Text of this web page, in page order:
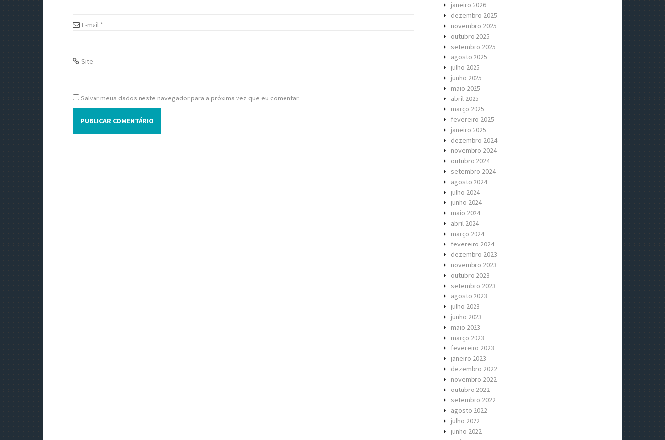
o E-mail *
Site
Salvar meus dados neste navegador para a próxima vez que eu comentar.
janeiro 2026
dezembro 2025
novembro 2025
outubro 2025
setembro 2025
agosto 2025
julho 2025
junho 2025
maio 2025
abril 2025
março 2025
fevereiro 2025
janeiro 2025
dezembro 2024
novembro 2024
outubro 2024
setembro 2024
agosto 2024
julho 2024
junho 2024
maio 2024
abril 2024
março 2024
fevereiro 2024
dezembro 2023
novembro 2023
outubro 2023
setembro 2023
agosto 2023
julho 2023
junho 2023
maio 2023
março 2023
fevereiro 2023
janeiro 2023
dezembro 2022
novembro 2022
outubro 2022
setembro 2022
agosto 2022
julho 2022
junho 2022